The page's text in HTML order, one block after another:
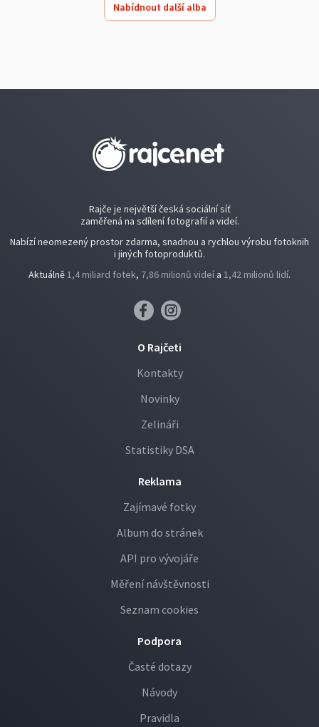
Nabídnout další alba
Rajče je největší česká sociální síť
zaměřená na sdílení fotografií a videí.
Nabízí neomezený prostor zdarma, snadnou a rychlou výrobu fotoknih
i jiných fotoproduktů.
Aktuálně1,4 miliard fotek, 7,86 milionů videí a 1,42 milionů lidí.
O Rajčeti
Kontakty
Novinky
Zelináři
Statistiky DSA
Reklama
Zajímavé fotky
Album do stránek
API pro vývojáře
Měření návštěvnosti
Seznam cookies
Podpora
Časté dotazy
Návody
Pravidla